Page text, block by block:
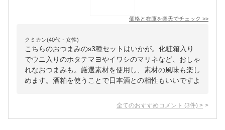
価格と在庫を楽天でチェック >>
クミカン(40代・女性)
こちらのおつまみのs3種セットはいかが。化粧箱入り
でウニ入りのホタテマヨやイワシのマリネなど、おしゃ
れなおつまみも。厳選素材を使用し、素材の風味も楽し
めます。酒粕を使うことで日本酒との相性もいいですよ
全てのおすすめコメント (3件) >